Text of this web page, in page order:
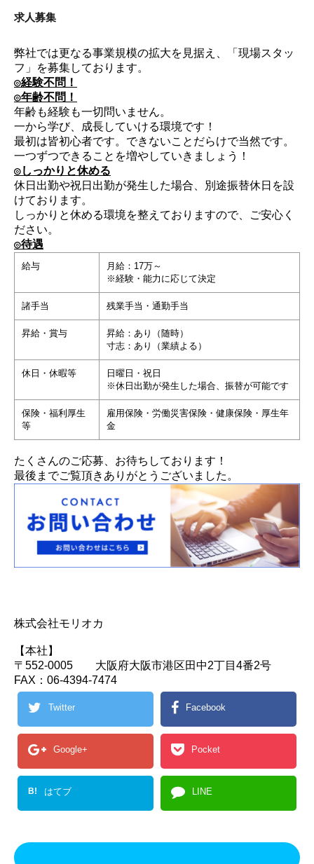
求人募集
弊社では更なる事業規模の拡大を見据え、「現場スタッ
フ」を募集しております。
◎経験不問！
◎年齢不問！
年齢も経験も一切問いません。
一から学び、成長していける環境です！
最初は皆初心者です。できないことだらけで当然です。
一つずつできることを増やしていきましょう！
◎しっかりと休める
休日出勤や祝日出勤が発生した場合、別途振替休日を設
けております。
しっかりと休める環境を整えておりますので、ご安心く
ださい。
◎待遇
給与
月給：17万～
※経験・能力に応じて決定
諸手当 残業手当・通勤手当
昇給・賞与
昇給：あり（随時）
寸志：あり（業績よる）
休日・休暇等
日曜日・祝日
※休日出勤が発生した場合、振替が可能です
保険・福利厚生
等
雇用保険・労働災害保険・健康保険・厚生年
金
たくさんのご応募、お待ちしております！
最後までご覧頂きありがとうございました。
株式会社モリオカ
【本社】
〒552-0005 大阪府大阪市港区田中2丁目4番2号
FAX：06-4394-7474
Twitter Facebook
Google+ Pocket
B! はてブ LINE